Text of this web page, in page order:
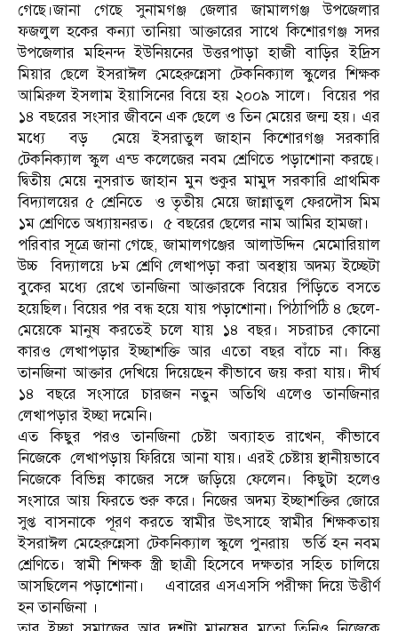
গেছে।জানা গেছে সুনামগঞ্জ জেলার জামালগঞ্জ উপজেলার
ফজলুল হকের কন্যা তানিয়া আক্তারের সাথে কিশোরগঞ্জ সদর
উপজেলার মহিনন্দ ইউনিয়নের উত্তরপাড়া হাজী বাড়ির ইদ্রিস
মিয়ার ছেলে ইসরাঈল মেহেরুন্নেসা টেকনিক্যাল স্কুলের শিক্ষক
আমিরুল ইসলাম ইয়াসিনের বিয়ে হয় ২০০৯ সালে। বিয়ের পর
১৪ বছরের সংসার জীবনে এক ছেলে ও তিন মেয়ের জন্ম হয়। এর
মধ্যে বড় মেয়ে ইসরাতুল জাহান কিশোরগঞ্জ সরকারি
টেকনিক্যাল স্কুল এন্ড কলেজের নবম শ্রেণিতে পড়াশোনা করছে।
দ্বিতীয় মেয়ে নুসরাত জাহান মুন শুকুর মামুদ সরকারি প্রাথমিক
বিদ্যালয়ের ৫ শ্রেনিতে ও তৃতীয় মেয়ে জান্নাতুল ফেরদৌস মিম
১ম শ্রেণিতে অধ্যায়নরত। ৫ বছরের ছেলের নাম আমির হামজা।
পরিবার সূত্রে জানা গেছে, জামালগঞ্জের আলাউদ্দিন মেমোরিয়াল
উচ্চ বিদ্যালয়ে ৮ম শ্রেণি লেখাপড়া করা অবস্থায় অদম্য ইচ্ছেটা
বুকের মধ্যে রেখে তানজিনা আক্তারকে বিয়ের পিঁড়িতে বসতে
হয়েছিল। বিয়ের পর বন্ধ হয়ে যায় পড়াশোনা। পিঠাপিঠি ৪ ছেলে-
মেয়েকে মানুষ করতেই চলে যায় ১৪ বছর। সচরাচর কোনো
কারও লেখাপড়ার ইচ্ছাশক্তি আর এতো বছর বাঁচে না। কিন্তু
তানজিনা আক্তার দেখিয়ে দিয়েছেন কীভাবে জয় করা যায়। দীর্ঘ
১৪ বছরে সংসারে চারজন নতুন অতিথি এলেও তানজিনার
লেখাপড়ার ইচ্ছা দমেনি।
এত কিছুর পরও তানজিনা চেষ্টা অব্যাহত রাখেন, কীভাবে
নিজেকে লেখাপড়ায় ফিরিয়ে আনা যায়। এরই চেষ্টায় স্থানীয়ভাবে
নিজেকে বিভিন্ন কাজের সঙ্গে জড়িয়ে ফেলেন। কিছুটা হলেও
সংসারে আয় ফিরতে শুরু করে। নিজের অদম্য ইচ্ছাশক্তির জোরে
সুপ্ত বাসনাকে পূরণ করতে স্বামীর উৎসাহে স্বামীর শিক্ষকতায়
ইসরাঈল মেহেরুন্নেসা টেকনিক্যাল স্কুলে পুনরায় ভর্তি হন নবম
শ্রেণিতে। স্বামী শিক্ষক স্ত্রী ছাত্রী হিসেবে দক্ষতার সহিত চালিয়ে
আসছিলেন পড়াশোনা। এবারের এসএসসি পরীক্ষা দিয়ে উত্তীর্ণ
হন তানজিনা ।